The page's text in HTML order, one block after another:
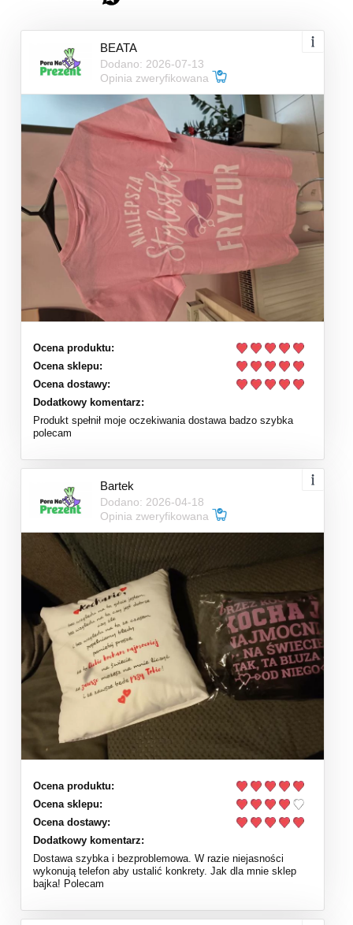
BEATA
Dodano: 2026-07-13
Opinia zweryfikowana
Ocena produktu:
Ocena sklepu:
Ocena dostawy:
Dodatkowy komentarz:
Produkt spełnił moje oczekiwania dostawa badzo szybka
polecam
Bartek
Dodano: 2026-04-18
Opinia zweryfikowana
Ocena produktu:
Ocena sklepu:
Ocena dostawy:
Dodatkowy komentarz:
Dostawa szybka i bezproblemowa. W razie niejasności
wykonują telefon aby ustalić konkrety. Jak dla mnie sklep
bajka! Polecam